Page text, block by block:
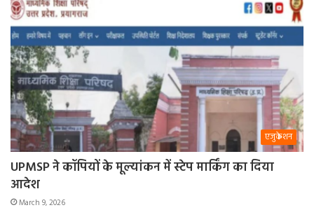
एजुकेशन
UPMSP ने कॉपियों के मूल्यांकन में स्टेप मार्किंग का दिया
आदेश
March 9, 2026